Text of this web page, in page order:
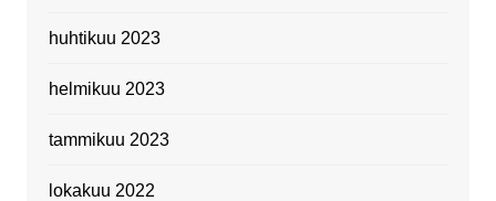
huhtikuu 2023
helmikuu 2023
tammikuu 2023
lokakuu 2022